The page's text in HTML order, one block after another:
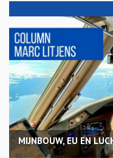
MIJNBOUW, EU EN